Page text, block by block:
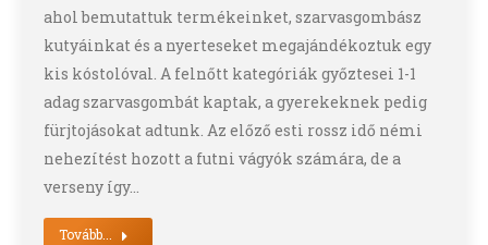
ahol bemutattuk termékeinket, szarvasgombász
kutyáinkat és a nyerteseket megajándékoztuk egy
kis kóstolóval. A felnőtt kategóriák győztesei 1-1
adag szarvasgombát kaptak, a gyerekeknek pedig
fürjtojásokat adtunk. Az előző esti rossz idő némi
nehezítést hozott a futni vágyók számára, de a
verseny így…
Tovább...